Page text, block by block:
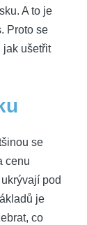
A to​ je
Proto se​
jak ušetřit
⁣se
cenu
‍pod
je
co‌